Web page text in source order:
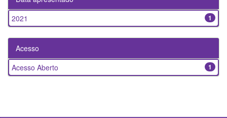
1
2021
Acesso
1
Acesso Aberto